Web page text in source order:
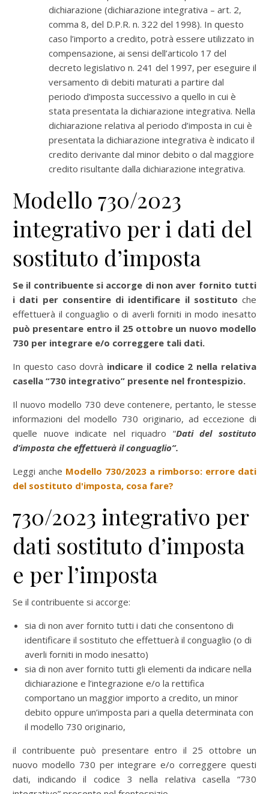
dichiarazione (dichiarazione integrativa – art. 2,
comma 8, del D.P.R. n. 322 del 1998). In questo
caso l’importo a credito, potrà essere utilizzato in
compensazione, ai sensi dell’articolo 17 del
decreto legislativo n. 241 del 1997, per eseguire il
versamento di debiti maturati a partire dal
periodo d’imposta successivo a quello in cui è
stata presentata la dichiarazione integrativa. Nella
dichiarazione relativa al periodo d’imposta in cui è
presentata la dichiarazione integrativa è indicato il
credito derivante dal minor debito o dal maggiore
credito risultante dalla dichiarazione integrativa.
Modello 730/2023
integrativo per i dati del
sostituto d’imposta
Se il contribuente si accorge di non aver fornito tutti
i dati per consentire di identificare il sostituto che
effettuerà il conguaglio o di averli forniti in modo inesatto
può presentare entro il 25 ottobre un nuovo modello
730 per integrare e/o correggere tali dati.
In questo caso dovrà indicare il codice 2 nella relativa
casella “730 integrativo” presente nel frontespizio.
Il nuovo modello 730 deve contenere, pertanto, le stesse
informazioni del modello 730 originario, ad eccezione di
quelle nuove indicate nel riquadro “Dati del sostituto
d’imposta che effettuerà il conguaglio”.
Leggi anche Modello 730/2023 a rimborso: errore dati
del sostituto d'imposta, cosa fare?
730/2023 integrativo per
dati sostituto d’imposta
e per l’imposta
Se il contribuente si accorge:
sia di non aver fornito tutti i dati che consentono di
identificare il sostituto che effettuerà il conguaglio (o di
averli forniti in modo inesatto)
sia di non aver fornito tutti gli elementi da indicare nella
dichiarazione e l’integrazione e/o la rettifica
comportano un maggior importo a credito, un minor
debito oppure un’imposta pari a quella determinata con
il modello 730 originario,
il contribuente può presentare entro il 25 ottobre un
nuovo modello 730 per integrare e/o correggere questi
dati, indicando il codice 3 nella relativa casella “730